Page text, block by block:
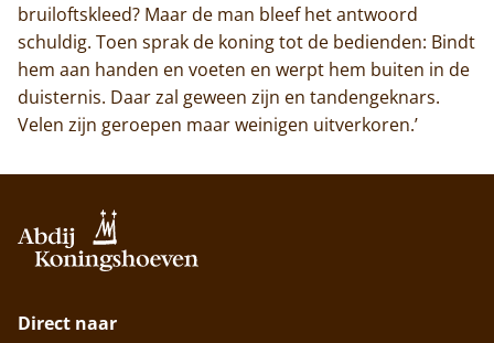
bruiloftskleed? Maar de man bleef het antwoord
schuldig. Toen sprak de koning tot de bedienden: Bindt
hem aan handen en voeten en werpt hem buiten in de
duisternis. Daar zal geween zijn en tandengeknars.
Velen zijn geroepen maar weinigen uitverkoren.’
Direct naar